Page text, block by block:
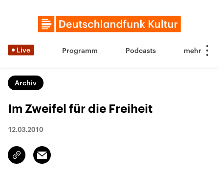
Live Programm Podcasts
Archiv
Im Zweifel für die Freiheit
12.03.2010
Link
kopieren/teilen
Email